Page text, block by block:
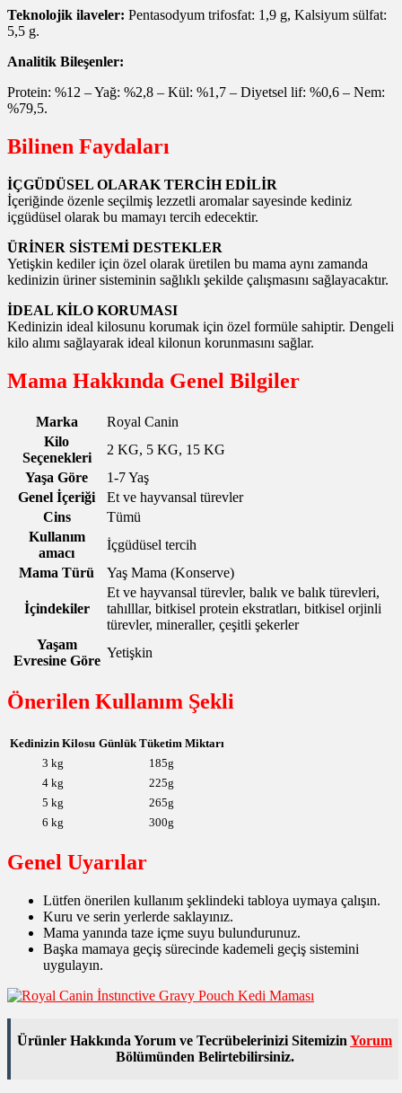
Teknolojik ilaveler: Pentasodyum trifosfat: 1,9 g, Kalsiyum sülfat:
5,5 g.
Analitik Bileşenler:
Protein: %12 – Yağ: %2,8 – Kül: %1,7 – Diyetsel lif: %0,6 – Nem:
%79,5.
Bilinen Faydaları
İÇGÜDÜSEL OLARAK TERCİH EDİLİR
İçeriğinde özenle seçilmiş lezzetli aromalar sayesinde kediniz
içgüdüsel olarak bu mamayı tercih edecektir.
ÜRİNER SİSTEMİ DESTEKLER
Yetişkin kediler için özel olarak üretilen bu mama aynı zamanda
kedinizin üriner sisteminin sağlıklı şekilde çalışmasını sağlayacaktır.
İDEAL KİLO KORUMASI
Kedinizin ideal kilosunu korumak için özel formüle sahiptir. Dengeli
kilo alımı sağlayarak ideal kilonun korunmasını sağlar.
Mama Hakkında Genel Bilgiler
Marka
Royal Canin
Kilo
Seçenekleri
2 KG, 5 KG, 15 KG
Yaşa Göre
1-7 Yaş
Genel İçeriği
Et ve hayvansal türevler
Cins
Tümü
Kullanım
amacı
İçgüdüsel tercih
Mama Türü
Yaş Mama (Konserve)
İçindekiler
Et ve hayvansal türevler, balık ve balık türevleri,
tahılllar, bitkisel protein ekstratları, bitkisel orjinli
türevler, mineraller, çeşitli şekerler
Yaşam
Evresine Göre
Yetişkin
Önerilen Kullanım Şekli
Kedinizin Kilosu Günlük Tüketim Miktarı
3 kg
185g
4 kg
225g
5 kg
265g
6 kg
300g
Genel Uyarılar
Lütfen önerilen kullanım şeklindeki tabloya uymaya çalışın.
Kuru ve serin yerlerde saklayınız.
Mama yanında taze içme suyu bulundurunuz.
Başka mamaya geçiş sürecinde kademeli geçiş sistemini
uygulayın.
Ürünler Hakkında Yorum ve Tecrübelerinizi Sitemizin Yorum
Bölümünden Belirtebilirsiniz.